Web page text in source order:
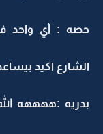
: أي واحد في
اكيد بيساعدكم
:ههههه الله